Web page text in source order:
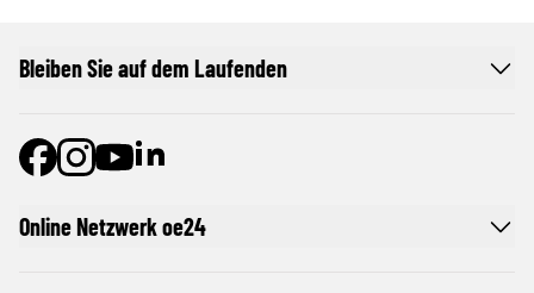
Online Netzwerk oe24
Bleiben Sie auf dem Laufenden